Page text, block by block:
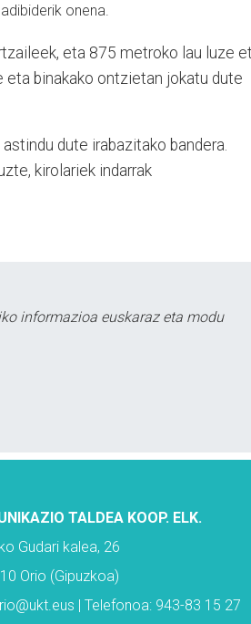
onena.
eta 875 metroko lau luze
eta binakako ontzietan jokatu dute
dute irabazitako bandera.
kirolariek indarrak
informazioa euskaraz eta modu
TALDEA KOOP. ELK.
Gudari kalea, 26
Orio (Gipuzkoa)
| Telefonoa: 943-83 15 27